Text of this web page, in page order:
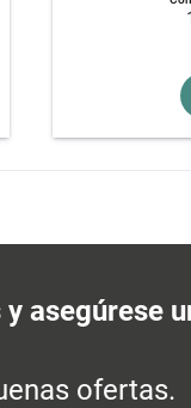
asegúrese
ofertas.